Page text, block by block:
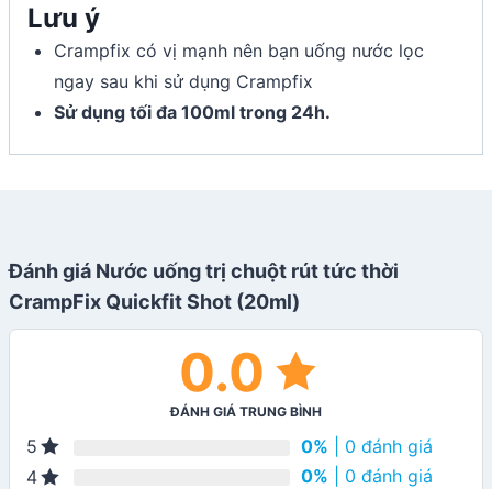
Lưu ý
Crampfix có vị mạnh nên bạn uống nước lọc
ngay sau khi sử dụng Crampfix
Sử dụng tối đa 100ml trong 24h.
Đánh giá Nước uống trị chuột rút tức thời
CrampFix Quickfit Shot (20ml)
0.0
ĐÁNH GIÁ TRUNG BÌNH
5 0% | 0 đánh giá
4
0% | 0 đánh giá